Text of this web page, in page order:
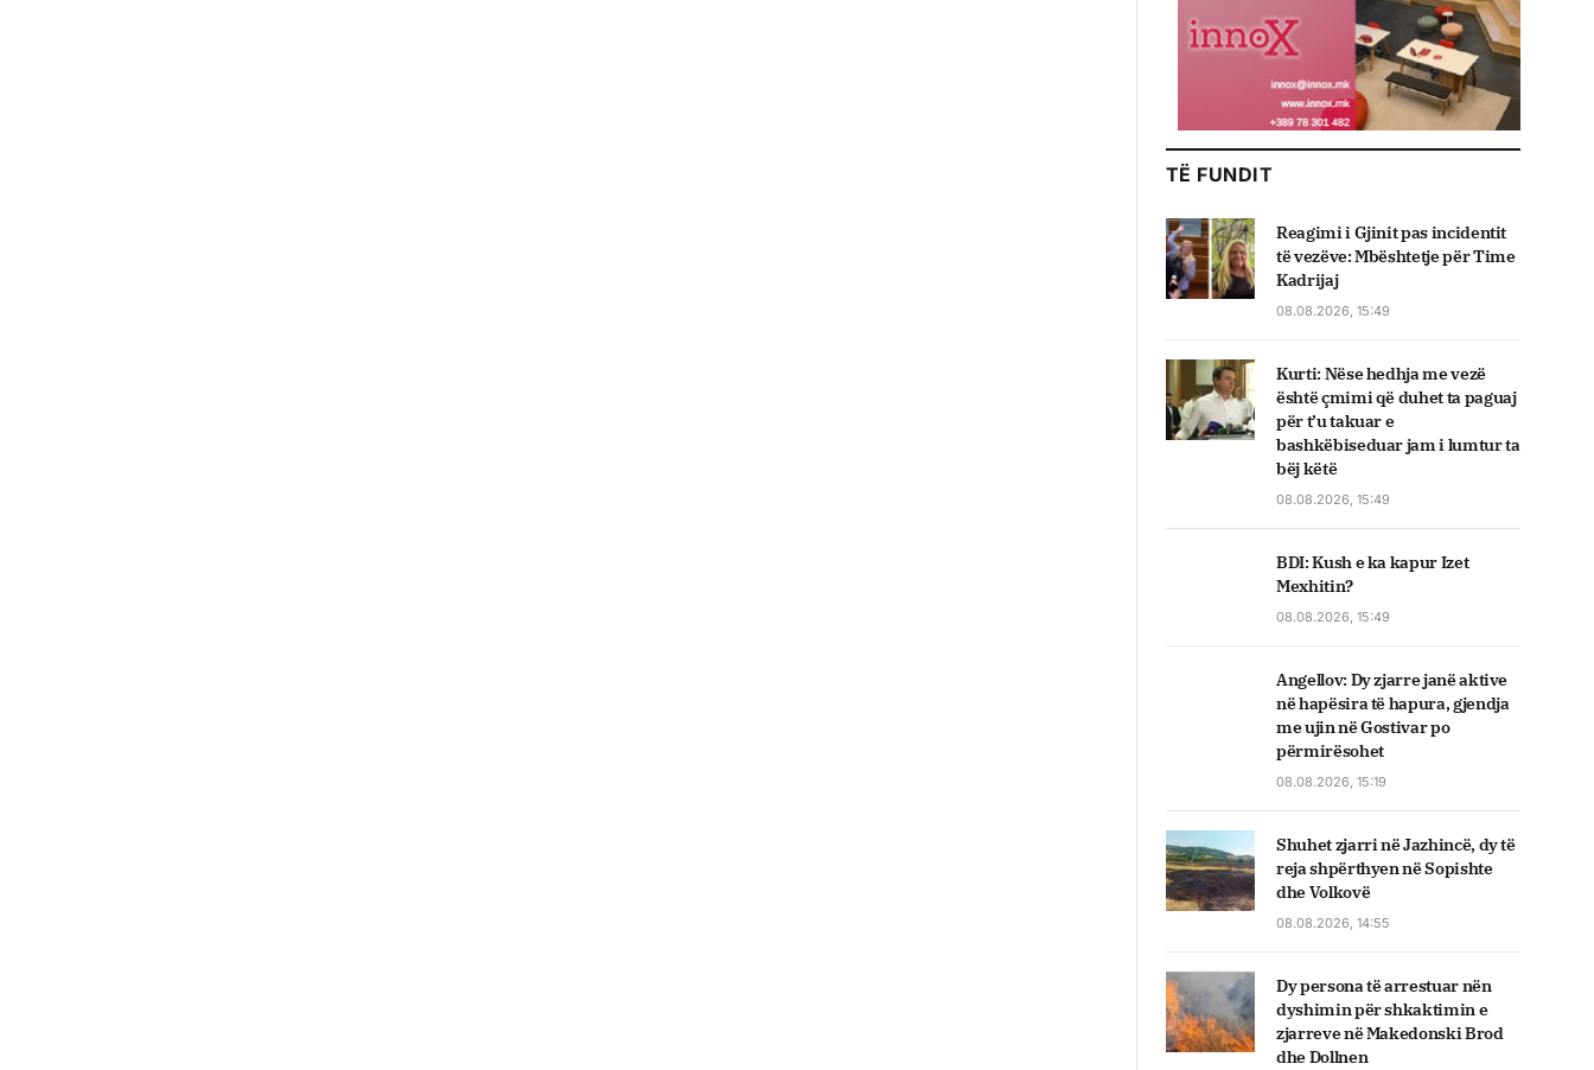
TË FUNDIT
Reagimi i Gjinit pas incidentit
të vezëve: Mbështetje për Time
Kadrijaj
08.08.2026, 15:49
Kurti: Nëse hedhja me vezë
është çmimi që duhet ta paguaj
për t’u takuar e
bashkëbiseduar jam i lumtur ta
bëj këtë
08.08.2026, 15:49
BDI: Kush e ka kapur Izet
Mexhitin?
08.08.2026, 15:49
Angellov: Dy zjarre janë aktive
në hapësira të hapura, gjendja
me ujin në Gostivar po
përmirësohet
08.08.2026, 15:19
Shuhet zjarri në Jazhincë, dy të
reja shpërthyen në Sopishte
dhe Volkovë
08.08.2026, 14:55
Dy persona të arrestuar nën
dyshimin për shkaktimin e
zjarreve në Makedonski Brod
dhe Dollnen